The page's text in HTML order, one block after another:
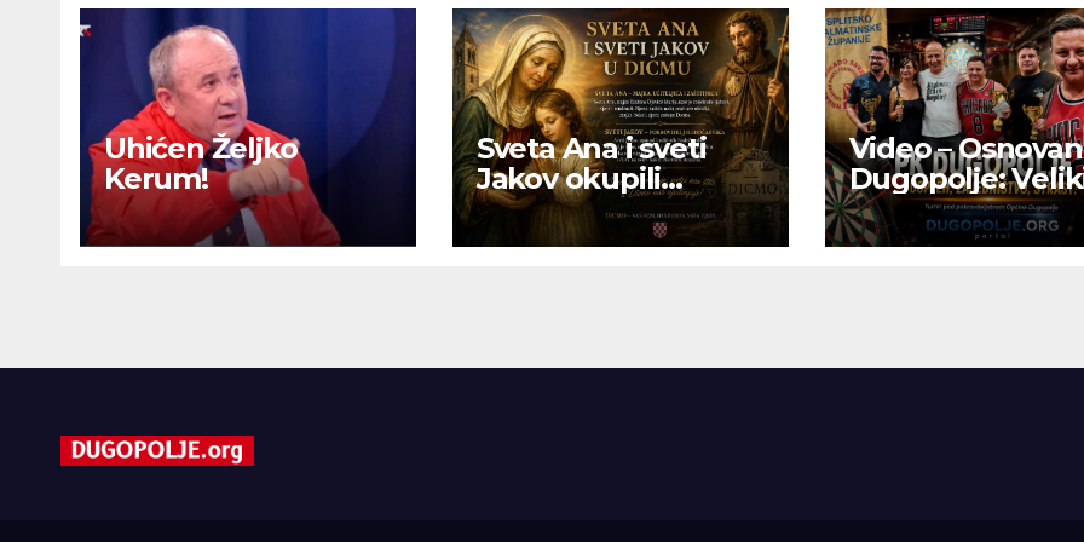
Uhićen Željko
Kerum!
Sveta Ana i sveti
Jakov okupili
vjernike u Dicmu –
vjera, tradicija i
Video –
Dugopolje:
turnir okupio
ljubitelje pikada